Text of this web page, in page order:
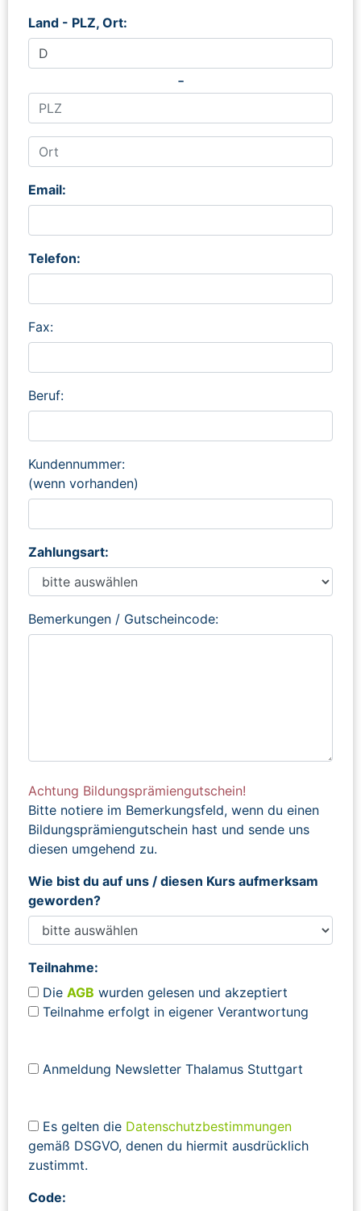
Land - PLZ, Ort:
-
Email:
Telefon:
Fax:
Beruf:
Kundennummer:
(wenn vorhanden)
Zahlungsart:
Bemerkungen / Gutscheincode:
Achtung Bildungsprämiengutschein!
Bitte notiere im Bemerkungsfeld, wenn du einen
Bildungsprämiengutschein hast und sende uns
diesen umgehend zu.
Wie bist du auf uns / diesen Kurs aufmerksam
geworden?
Teilnahme:
Die AGB wurden gelesen und akzeptiert
Teilnahme erfolgt in eigener Verantwortung
Anmeldung Newsletter Thalamus Stuttgart
Es gelten die Datenschutzbestimmungen
gemäß DSGVO, denen du hiermit ausdrücklich
zustimmt.
Code: